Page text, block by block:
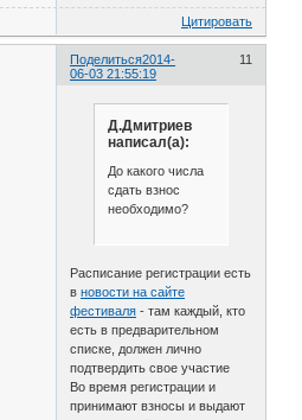
Цитировать
Поделиться 11
2014-
06-03 21:55:19
Д.Дмитриев
написал(а):
До какого числа
сдать взнос
необходимо?
Расписание регистрации есть
вновости на сайте
фестиваля - там каждый, кто
есть в предварительном
списке, должен лично
подтвердить свое участие
Во время регистрации и
принимают взносы и выдают